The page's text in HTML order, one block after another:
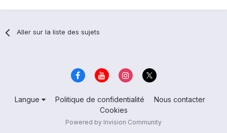
Aller sur la liste des sujets
Langue Politique de confidentialité
Nous contacter
Cookies
Powered by Invision Community